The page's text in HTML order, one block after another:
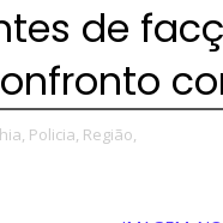
de
Policia, Região,